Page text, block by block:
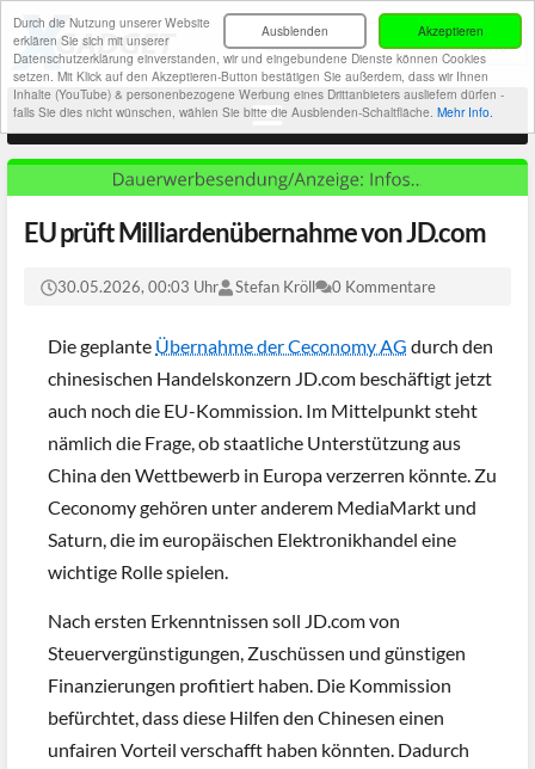
Akzeptieren
Ausblenden
Durch die Nutzung unserer Website
erklären Sie sich mit unserer
Datenschutzerklärung einverstanden, wir und eingebundene Dienste können Cookies
setzen. Mit Klick auf den Akzeptieren-Button bestätigen Sie außerdem, dass wir Ihnen
Inhalte (YouTube) & personenbezogene Werbung eines Drittanbieters ausliefern dürfen -
falls Sie dies nicht wünschen, wählen Sie bitte die Ausblenden-Schaltfläche. Mehr Info.
EU prüft Milliardenübernahme von JD.com
30.05.2026, 00:03 Uhr Stefan Kröll 0 Kommentare
Die geplante Übernahme der Ceconomy AG durch den
chinesischen Handelskonzern JD.com beschäftigt jetzt
auch noch die EU-Kommission. Im Mittelpunkt steht
nämlich die Frage, ob staatliche Unterstützung aus
China den Wettbewerb in Europa verzerren könnte. Zu
Ceconomy gehören unter anderem MediaMarkt und
Saturn, die im europäischen Elektronikhandel eine
wichtige Rolle spielen.
Nach ersten Erkenntnissen soll JD.com von
Steuervergünstigungen, Zuschüssen und günstigen
Finanzierungen profitiert haben. Die Kommission
befürchtet, dass diese Hilfen den Chinesen einen
unfairen Vorteil verschafft haben könnten. Dadurch